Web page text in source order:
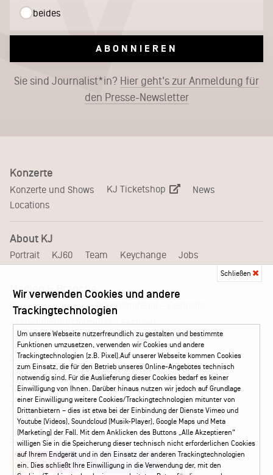
beides
ABONNIEREN
Sie sind Journalist*in? Hier geht's zur Anmeldung für
den Presse-Newsletter
Konzerte
Konzerte und Shows KJ Ticketshop
News
Locations
About KJ
Portrait KJ60 Team Keychange Jobs
Medien & Branche
Booking Presse
Pressematerial – Festivals
Akkreditierungsformular – Festivals
Service
Kontakt Leichte Sprache
FAQ / Hilfe
Ticketshop Hamburg
Gutscheine
Callback-Service
Ticketservice 040 - 413 22 60
Social Media
Instagram Facebook
Schließen
Wir verwenden Cookies und andere
Trackingtechnologien
Um unsere Webseite nutzerfreundlich zu gestalten und bestimmte
Funktionen umzusetzen, verwenden wir Cookies und andere
Trackingtechnologien (z.B. Pixel).Auf unserer Webseite kommen Cookies
zum Einsatz, die für den Betrieb unseres Online-Angebotes technisch
notwendig sind. Für die Auslieferung dieser Cookies bedarf es keiner
Einwilligung von Ihnen. Darüber hinaus nutzen wir jedoch auf Grundlage
einer Einwilligung weitere Cookies/Trackingtechnologien mitunter von
Drittanbietern – dies ist etwa bei der Einbindung der Dienste Vimeo und
Youtube (Videos), Soundcloud (Musik-Player), Google Maps und Meta
(Marketing) der Fall. Mit dem Anklicken des Buttons „Alle Akzeptieren“
willigen Sie in die Speicherung dieser technisch nicht erforderlichen Cookies
auf Ihrem Endgerät und in den Einsatz der anderen Trackingtechnologien
ein. Dies schließt Ihre Einwilligung in die Verwendung der, mit den